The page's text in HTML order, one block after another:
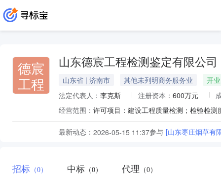
德宸
工程
山东德宸工程检测鉴定有限公司
山东省 | 济南市 其他未列明商务服务业
开业
法定代表人： 李克斯 注册资本： 600万元
经营范围：
最新动态： 2026-05-15 11:37参与 [山东枣庄烟草有
招标 （0） 中标 （0） 代理 （0）